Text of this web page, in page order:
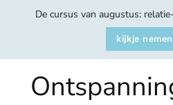
De cursus van augustus:
kijkje nemen